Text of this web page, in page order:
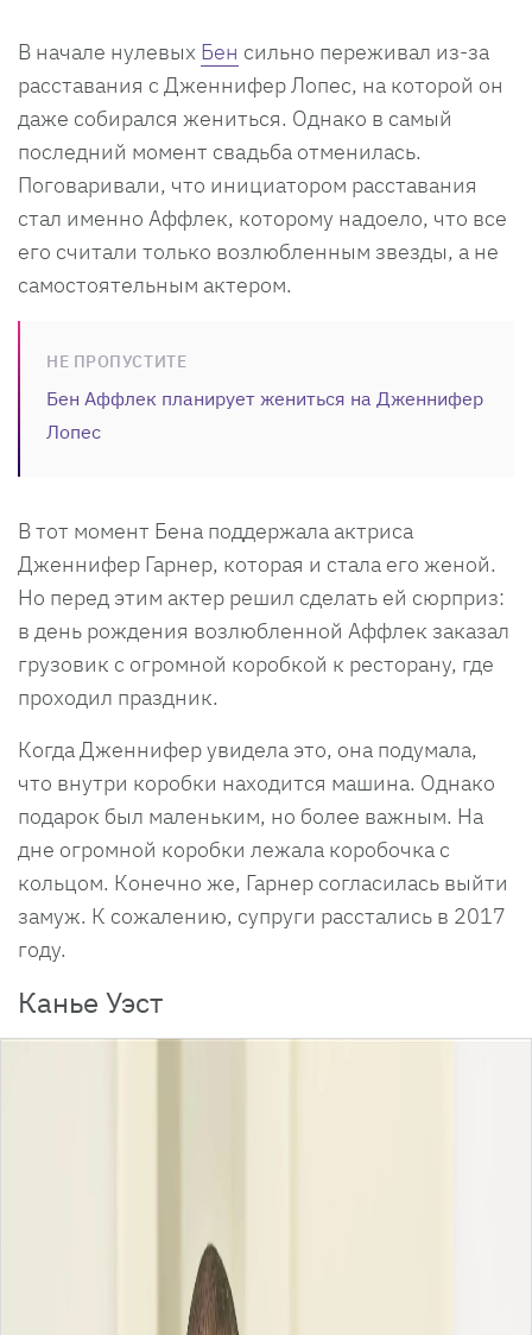
В начале нулевых Бен сильно переживал из-за
расставания с Дженнифер Лопес, на которой он
даже собирался жениться. Однако в самый
последний момент свадьба отменилась.
Поговаривали, что инициатором расставания
стал именно Аффлек, которому надоело, что все
его считали только возлюбленным звезды, а не
самостоятельным актером.
НЕ ПРОПУСТИТЕ
Бен Аффлек планирует жениться на Дженнифер
Лопес
В тот момент Бена поддержала актриса
Дженнифер Гарнер, которая и стала его женой.
Но перед этим актер решил сделать ей сюрприз:
в день рождения возлюбленной Аффлек заказал
грузовик с огромной коробкой к ресторану, где
проходил праздник.
Когда Дженнифер увидела это, она подумала,
что внутри коробки находится машина. Однако
подарок был маленьким, но более важным. На
дне огромной коробки лежала коробочка с
кольцом. Конечно же, Гарнер согласилась выйти
замуж. К сожалению, супруги расстались в 2017
году.
Канье Уэст